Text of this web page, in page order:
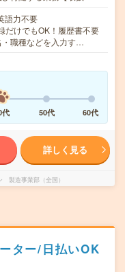
語力不要
けでもOK！履歴書不要
職種などを入力す…
代 50代 60代
詳しく見る
製造事業部（全国）
ター/日払いOK